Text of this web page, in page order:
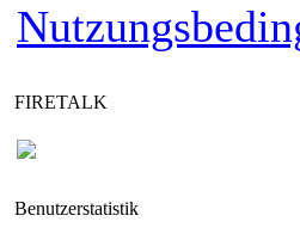
FIRETALK
Benutzerstatistik